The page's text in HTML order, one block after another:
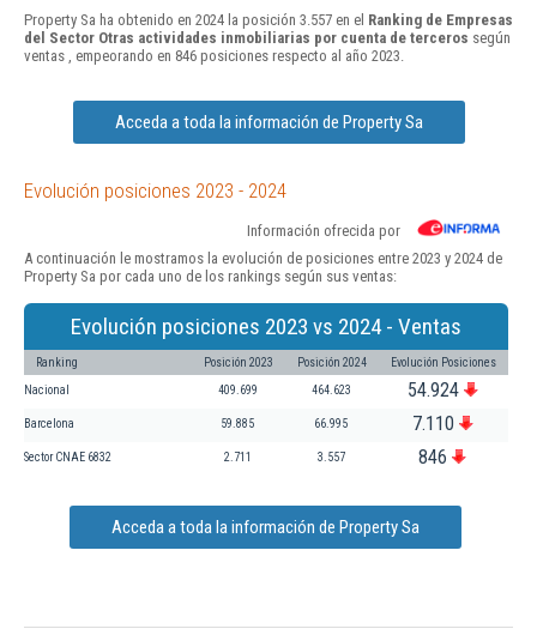
Property Sa ha obtenido en 2024 la posición 3.557 en el Ranking de Empresas
del Sector Otras actividades inmobiliarias por cuenta de terceros según
ventas , empeorando en 846 posiciones respecto al año 2023.
Acceda a toda la información de Property Sa
Evolución posiciones 2023 - 2024
Información ofrecida por
A continuación le mostramos la evolución de posiciones entre 2023 y 2024 de
Property Sa por cada uno de los rankings según sus ventas:
Evolución posiciones 2023 vs 2024 - Ventas
Ranking Posición 2023 Posición 2024 Evolución Posiciones
Nacional 409.699 464.623 54.924
Barcelona 59.885 66.995 7.110
Sector CNAE 6832 2.711 3.557 846
Acceda a toda la información de Property Sa